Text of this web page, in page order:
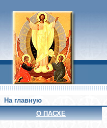
На главную
О ПАСХЕ